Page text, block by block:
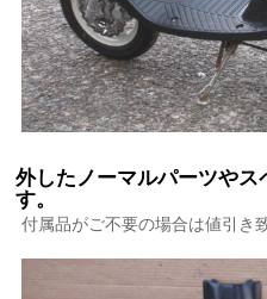
外したノーマルパーツやス
す。
付属品がご不要の場合は値引き